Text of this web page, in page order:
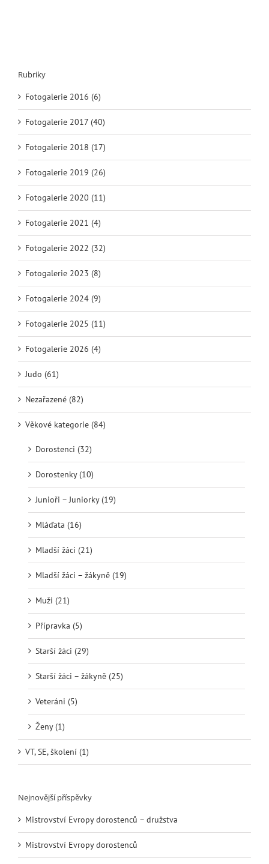
Rubriky
Fotogalerie 2016 (6)
Fotogalerie 2017 (40)
Fotogalerie 2018 (17)
Fotogalerie 2019 (26)
Fotogalerie 2020 (11)
Fotogalerie 2021 (4)
Fotogalerie 2022 (32)
Fotogalerie 2023 (8)
Fotogalerie 2024 (9)
Fotogalerie 2025 (11)
Fotogalerie 2026 (4)
Judo (61)
Nezařazené (82)
Věkové kategorie (84)
Dorostenci (32)
Dorostenky (10)
Junioři – Juniorky (19)
Mláďata (16)
Mladší žáci (21)
Mladší žáci – žákyně (19)
Muži (21)
Přípravka (5)
Starší žáci (29)
Starší žáci – žákyně (25)
Veteráni (5)
Ženy (1)
VT, SE, školení (1)
Nejnovější příspěvky
Mistrovství Evropy dorostenců – družstva
Mistrovství Evropy dorostenců